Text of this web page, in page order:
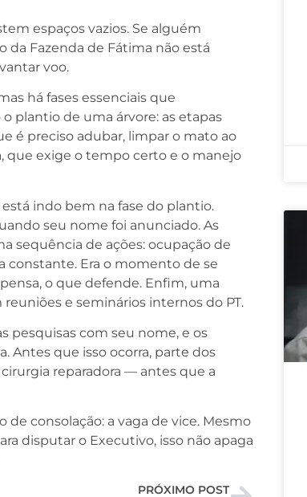
espaços vazios. Se alguém
da Fazenda de Fátima não está
voo.
há fases essenciais que
plantio de uma árvore: as etapas
é preciso adubar, limpar o mato ao
que exige o tempo certo e o manejo
indo bem na fase do plantio.
seu nome foi anunciado. As
sequência de ações: ocupação de
constante. Era o momento de se
o que defende. Enfim, uma
e seminários internos do PT.
pesquisas com seu nome, e os
Antes que isso ocorra, parte dos
reparadora — antes que a
consolação: a vaga de vice. Mesmo
disputar o Executivo, isso não apaga
PRÓXIMO POST